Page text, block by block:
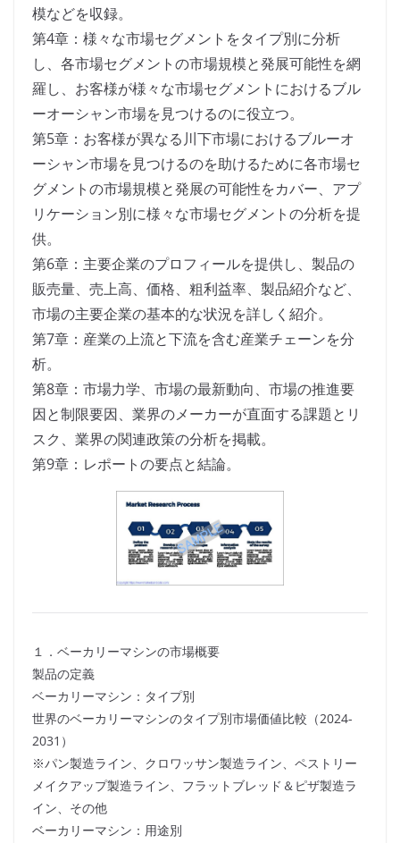
模などを収録。
第4章：様々な市場セグメントをタイプ別に分析
し、各市場セグメントの市場規模と発展可能性を網
羅し、お客様が様々な市場セグメントにおけるブル
ーオーシャン市場を見つけるのに役立つ。
第5章：お客様が異なる川下市場におけるブルーオ
ーシャン市場を見つけるのを助けるために各市場セ
グメントの市場規模と発展の可能性をカバー、アプ
リケーション別に様々な市場セグメントの分析を提
供。
第6章：主要企業のプロフィールを提供し、製品の
販売量、売上高、価格、粗利益率、製品紹介など、
市場の主要企業の基本的な状況を詳しく紹介。
第7章：産業の上流と下流を含む産業チェーンを分
析。
第8章：市場力学、市場の最新動向、市場の推進要
因と制限要因、業界のメーカーが直面する課題とリ
スク、業界の関連政策の分析を掲載。
第9章：レポートの要点と結論。
１．ベーカリーマシンの市場概要
製品の定義
ベーカリーマシン：タイプ別
世界のベーカリーマシンのタイプ別市場価値比較（2024-
2031）
※パン製造ライン、クロワッサン製造ライン、ペストリー
メイクアップ製造ライン、フラットブレッド＆ピザ製造ラ
イン、その他
ベーカリーマシン：用途別